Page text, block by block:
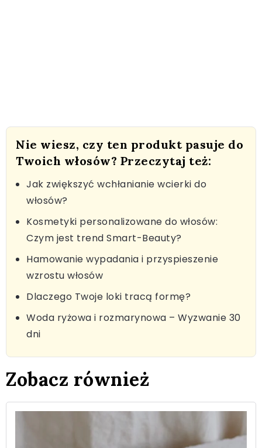
Nie wiesz, czy ten produkt pasuje do
Twoich włosów? Przeczytaj też:
Jak zwiększyć wchłanianie wcierki do
włosów?
Kosmetyki personalizowane do włosów:
Czym jest trend Smart-Beauty?
Hamowanie wypadania i przyspieszenie
wzrostu włosów
Dlaczego Twoje loki tracą formę?
Woda ryżowa i rozmarynowa – Wyzwanie 30
dni
Zobacz również